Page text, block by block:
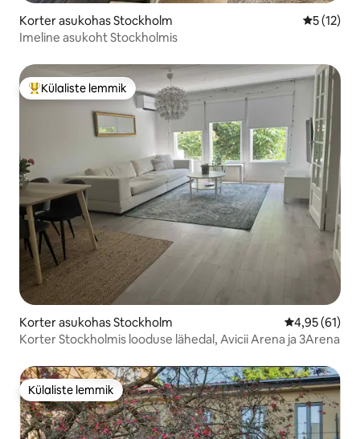
Korter asukohas Stockholm
5 (12)
Imeline asukoht Stockholmis
Külaliste suur lemmik
Külaliste lemmik
Korter asukohas Stockholm Keskmine
4,95 (61)
Korter Stockholmis looduse lähedal, Avicii Arena ja 3Arena
Külaliste lemmik
Külaliste lemmik